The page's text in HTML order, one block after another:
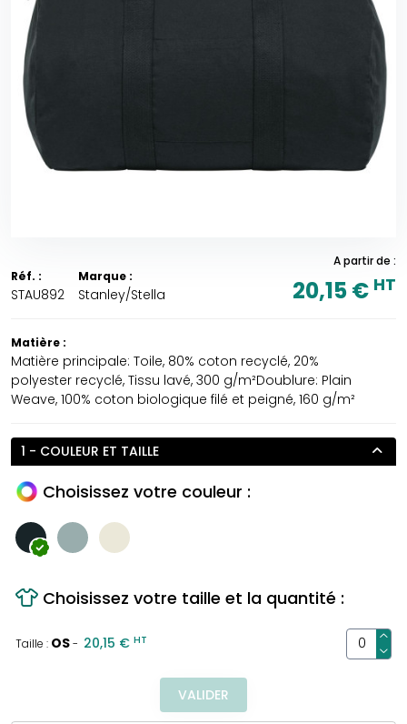
Réf. :
STAU892
Marque :
Stanley/Stella
A partir de :
20,15 € HT
Matière :
Matière principale: Toile, 80% coton recyclé, 20%
polyester recyclé, Tissu lavé, 300 g/m²Doublure: Plain
Weave, 100% coton biologique filé et peigné, 160 g/m²
1 - COULEUR ET TAILLE
Choisissez votre couleur :
Choisissez votre taille et la quantité :
Taille : OS- 20,15 € HT
VALIDER